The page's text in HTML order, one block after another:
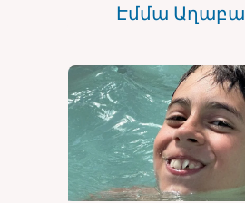
Էմմա